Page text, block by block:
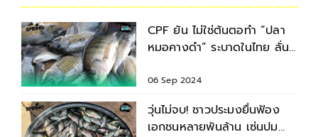
CPF ยัน ไม่ใช่ต้นตอทำ “ปลา
หมอคางดำ” ระบาดในไทย ลั่น
06 Sep 2024
วุ่นไม่จบ! ชาวประมงยื่นฟ้อง
เอกชนหลายพันล้าน เซ่นปม